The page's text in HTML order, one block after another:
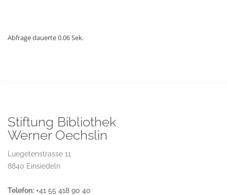
Abfrage dauerte 0.06 Sek.
Stiftung Bibliothek
Werner Oechslin
Luegetenstrasse 11
8840 Einsiedeln
Telefon: +41 55 418 90 40